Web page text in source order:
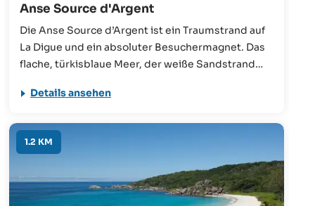
Anse Source d'Argent
Die Anse Source d’Argent ist ein Traumstrand auf
La Digue und ein absoluter Besuchermagnet. Das
flache, türkisblaue Meer, der weiße Sandstrand
Bilderbuchkulisse und machen sie zu einem der
Details ansehen
1.2 KM